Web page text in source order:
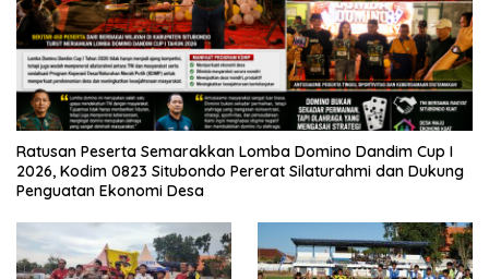
Ratusan Peserta Semarakkan Lomba Domino Dandim Cup I
2026, Kodim 0823 Situbondo Pererat Silaturahmi dan Dukung
Penguatan Ekonomi Desa